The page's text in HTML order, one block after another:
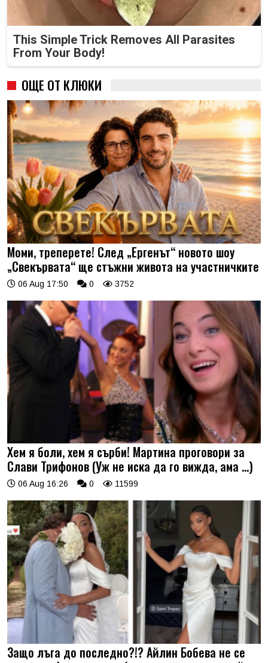
This Simple Trick Removes All Parasites
From Your Body!
ОЩЕ ОТ КЛЮКИ
Моми, треперете! След „Ергенът“ новото шоу
„Свекървата“ ще стъжни живота на участничките
06 Aug 17:50 0 3752
Хем я боли, хем я сърби! Мартина проговори за
Слави Трифонов (Уж не иска да го вижда, ама …)
06 Aug 16:26 0 11599
Защо лъга до последно?!? Айлин Бобева не се